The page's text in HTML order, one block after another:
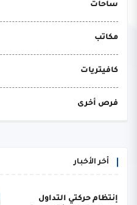
ساحات
مكاتب
كافيتريات
فرص أخرى
أخر الأخبار
إنتظام حركتي التداول